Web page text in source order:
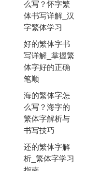
么写？怀字繁
体书写详解_汉
字繁体学习
好的繁体字书
写详解_掌握繁
体字好的正确
笔顺
海的繁体字怎
么写？海字的
繁体字解析与
书写技巧
还的繁体字解
析_繁体字学习